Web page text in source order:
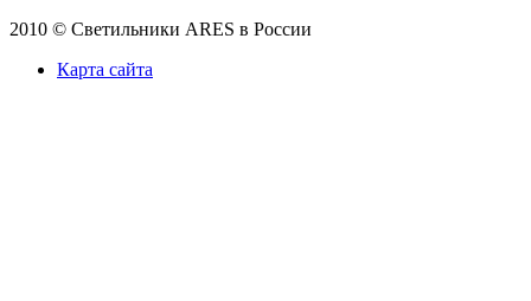
2010 © Светильники ARES в России
Карта сайта